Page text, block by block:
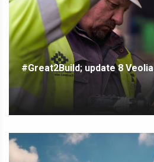
#Great2Build; update 8 Veolia